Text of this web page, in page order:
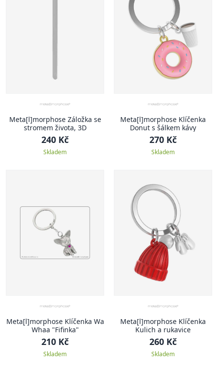
Meta[l]morphose Záložka se
stromem života, 3D
240 Kč
Skladem
Meta[l]morphose Klíčenka
Donut s šálkem kávy
270 Kč
Skladem
Meta[l]morphose Klíčenka Wa
Whaa "Fifinka"
210 Kč
Skladem
Meta[l]morphose Klíčenka
Kulich a rukavice
260 Kč
Skladem